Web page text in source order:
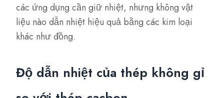
các ứng dụng cần giữ nhiệt, nhưng không vật
liệu nào dẫn nhiệt hiệu quả bằng các kim loại
khác như đồng.
Độ dẫn nhiệt của thép không gỉ